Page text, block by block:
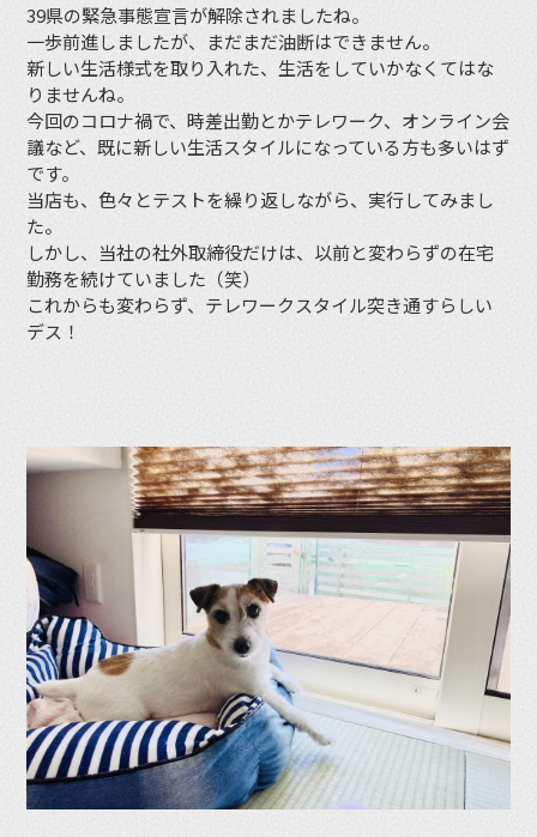
39県の緊急事態宣言が解除されましたね。
一歩前進しましたが、まだまだ油断はできません。
新しい生活様式を取り入れた、生活をしていかなくてはな
りませんね。
今回のコロナ禍で、時差出勤とかテレワーク、オンライン会
議など、既に新しい生活スタイルになっている方も多いはず
です。
当店も、色々とテストを繰り返しながら、実行してみまし
た。
しかし、当社の社外取締役だけは、以前と変わらずの在宅
勤務を続けていました（笑）
これからも変わらず、テレワークスタイル突き通すらしい
デス！